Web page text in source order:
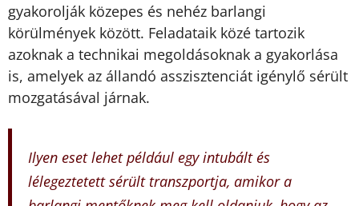
gyakorolják közepes és nehéz barlangi
körülmények között. Feladataik közé tartozik
azoknak a technikai megoldásoknak a gyakorlása
is, amelyek az állandó asszisztenciát igénylő sérült
mozgatásával járnak.
Ilyen eset lehet például egy intubált és
lélegeztetett sérült transzportja, amikor a